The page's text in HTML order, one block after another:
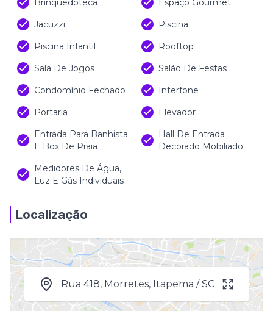
Brinquedoteca
Espaço Gourmet
Jacuzzi
Piscina
Piscina Infantil
Rooftop
Sala De Jogos
Salão De Festas
Condomínio Fechado
Interfone
Portaria
Elevador
Entrada Para Banhista
E Box De Praia
Hall De Entrada
Decorado Mobiliado
Medidores De Água,
Luz E Gás Individuais
Localização
Rua 418, Morretes, Itapema / SC